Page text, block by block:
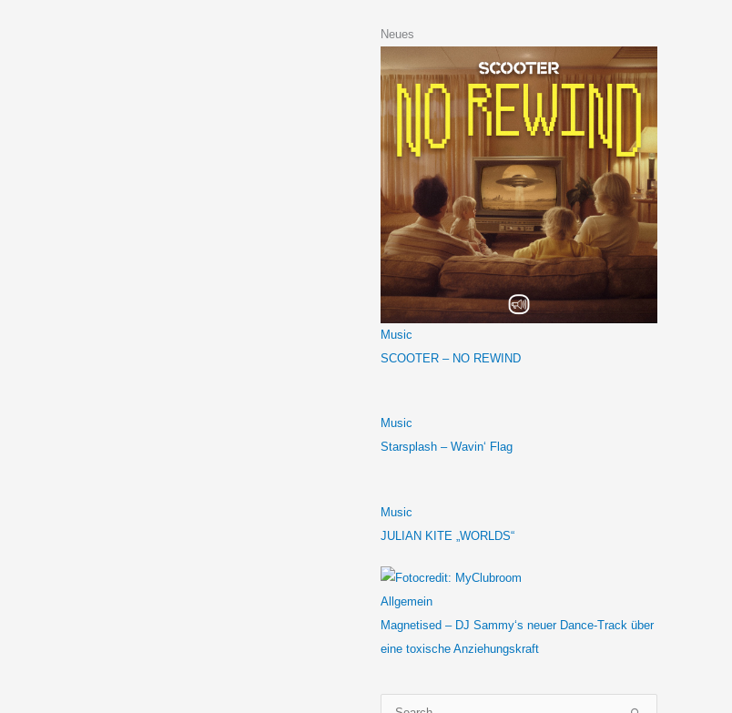
Neues
Music
SCOOTER – NO REWIND
Music
Starsplash – Wavin‘ Flag
Music
JULIAN KITE „WORLDS“
Allgemein
Magnetised – DJ Sammy‘s neuer Dance-Track über
eine toxische Anziehungskraft